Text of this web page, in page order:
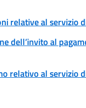
relative al servizio
dell’invito al
relativo al servizio